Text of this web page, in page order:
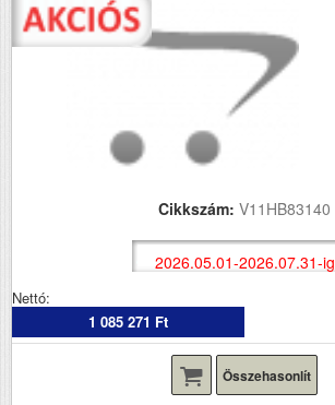
Cikkszám: V11HB83140
2026.05.01-2026.07.31-ig
Nettó:
1 085 271 Ft
Összehasonlít